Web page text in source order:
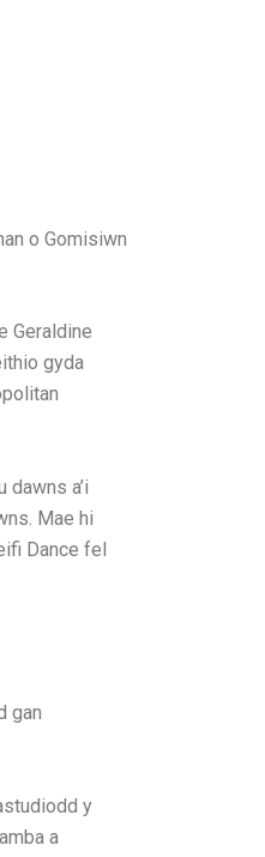
o Gomisiwn
Geraldine
gyda
a’i
Mae hi
Dance fel
gan
y
a